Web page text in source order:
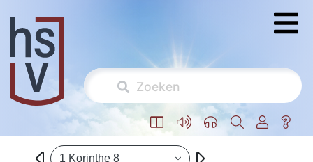
1 Korinthe 8